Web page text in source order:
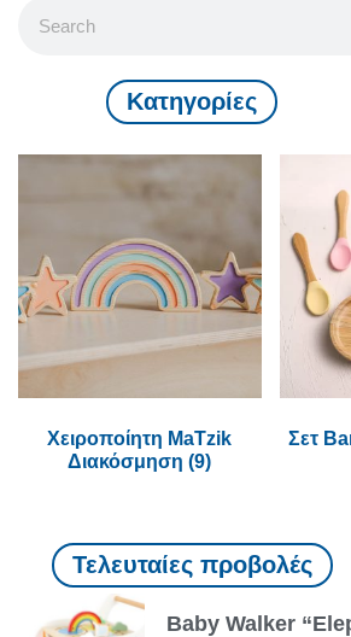
Kατηγορίες
Χειροποίητη MaTzik
Διακόσμηση(9)
Σετ
Τελευταίες προβολές
Baby Walker